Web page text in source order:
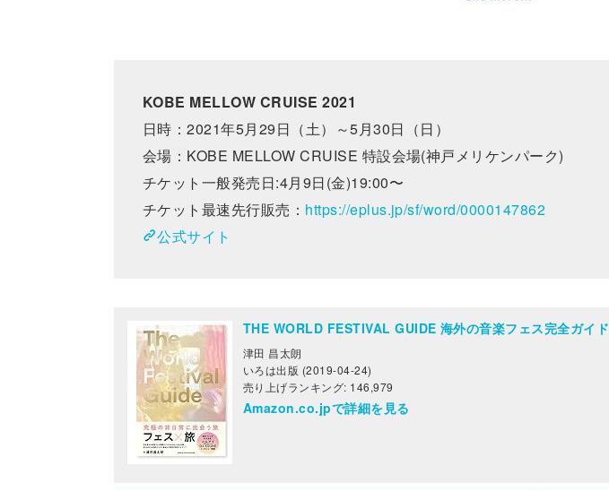
KOBE MELLOW CRUISE 2021
日時：2021年5月29日（土）～5月30日（日）
会場：KOBE MELLOW CRUISE 特設会場(神戸メリケンパーク)
チケット一般発売日:4月9日(金)19:00〜
チケット最速先行販売： https://eplus.jp/sf/word/0000147862
公式サイト
THE WORLD FESTIVAL GUIDE 海外の音楽フェス完全ガイド
津田 昌太朗
いろは出版 (2019-04-24)
売り上げランキング: 146,979
Amazon.co.jpで詳細を見る